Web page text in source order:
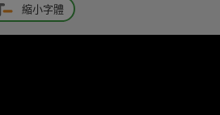
縮小字體